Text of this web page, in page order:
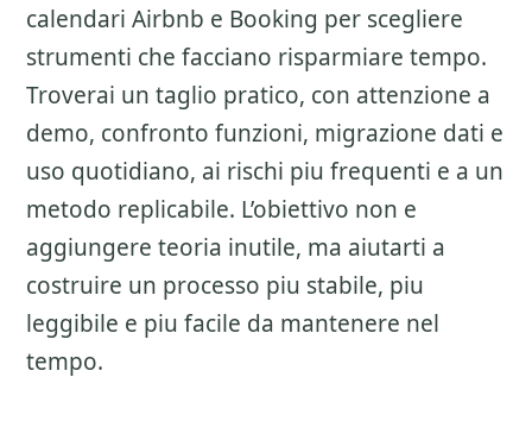
calendari Airbnb e Booking per scegliere
strumenti che facciano risparmiare tempo.
Troverai un taglio pratico, con attenzione a
demo, confronto funzioni, migrazione dati e
uso quotidiano, ai rischi piu frequenti e a un
metodo replicabile. L’obiettivo non e
aggiungere teoria inutile, ma aiutarti a
costruire un processo piu stabile, piu
leggibile e piu facile da mantenere nel
tempo.